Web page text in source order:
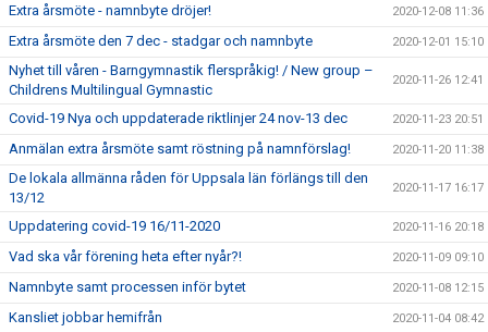
Extra årsmöte - namnbyte dröjer! 2020-12-08 11:36
Extra årsmöte den 7 dec - stadgar och namnbyte 2020-12-01 15:10
Nyhet till våren - Barngymnastik flerspråkig! / New group –
Childrens Multilingual Gymnastic
2020-11-26 12:41
Covid-19 Nya och uppdaterade riktlinjer 24 nov-13 dec 2020-11-23 20:51
Anmälan extra årsmöte samt röstning på namnförslag! 2020-11-20 11:38
De lokala allmänna råden för Uppsala län förlängs till den
13/12
2020-11-17 16:17
Uppdatering covid-19 16/11-2020 2020-11-16 20:18
Vad ska vår förening heta efter nyår?! 2020-11-09 09:10
Namnbyte samt processen inför bytet 2020-11-08 12:15
Kansliet jobbar hemifrån 2020-11-04 08:42